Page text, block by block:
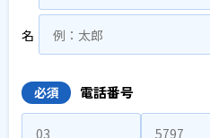
名
必須 電話番号